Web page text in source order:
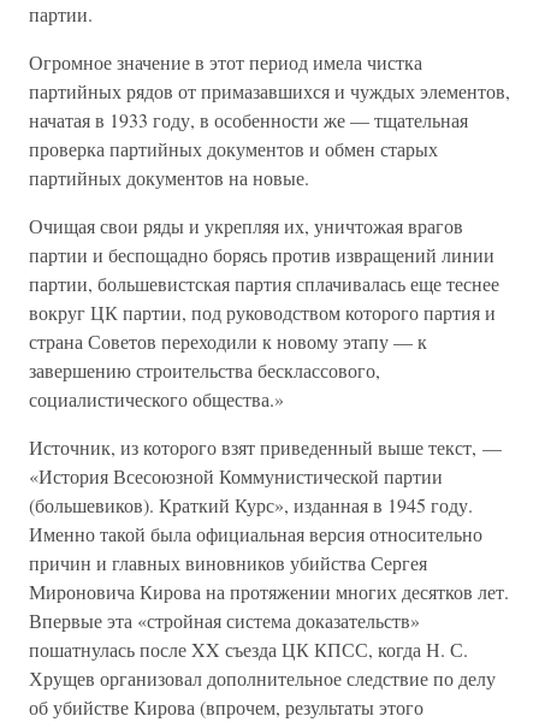
партии.
Огромное значение в этот период имела чистка
партийных рядов от примазавшихся и чуждых элементов,
начатая в 1933 году, в особенности же — тщательная
проверка партийных документов и обмен старых
партийных документов на новые.
Очищая свои ряды и укрепляя их, уничтожая врагов
партии и беспощадно борясь против извращений линии
партии, большевистская партия сплачивалась еще теснее
вокруг ЦК партии, под руководством которого партия и
страна Советов переходили к новому этапу — к
завершению строительства бесклассового,
социалистического общества.»
Источник, из которого взят приведенный выше текст, —
«История Всесоюзной Коммунистической партии
(большевиков). Краткий Курс», изданная в 1945 году.
Именно такой была официальная версия относительно
причин и главных виновников убийства Сергея
Мироновича Кирова на протяжении многих десятков лет.
Впервые эта «стройная система доказательств»
пошатнулась после XX съезда ЦК КПСС, когда Н. С.
Хрущев организовал дополнительное следствие по делу
об убийстве Кирова (впрочем, результаты этого